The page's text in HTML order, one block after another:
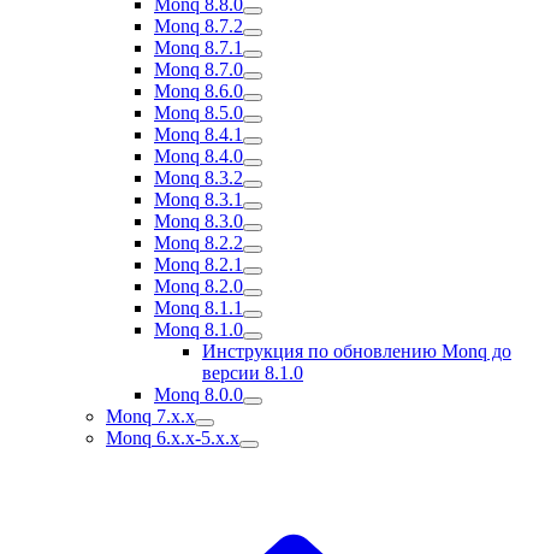
Monq 8.8.0
Monq 8.7.2
Monq 8.7.1
Monq 8.7.0
Monq 8.6.0
Monq 8.5.0
Monq 8.4.1
Monq 8.4.0
Monq 8.3.2
Monq 8.3.1
Monq 8.3.0
Monq 8.2.2
Monq 8.2.1
Monq 8.2.0
Monq 8.1.1
Monq 8.1.0
Инструкция по обновлению Monq до
версии 8.1.0
Monq 8.0.0
Monq 7.x.x
Monq 6.x.x-5.x.x